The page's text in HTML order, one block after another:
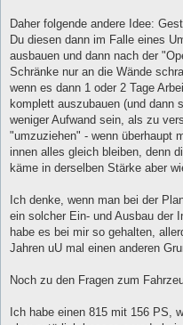
Daher folgende andere Idee:
Du diesen dann im Falle eines
ausbauen und dann nach der
Schränke nur an die Wände
wenn es dann 1 oder 2 Tage
komplett auszubauen (und dann
weniger Aufwand sein, als zu
"umzuziehen" - wenn überhaupt
innen alles gleich bleiben, denn
käme in derselben Stärke aber
Ich denke, wenn man bei der
ein solcher Ein- und Ausbau der
habe es bei mir so gehalten,
Jahren uU mal einen anderen
Noch zu den Fragen zum
Ich habe einen 815 mit 156 PS,